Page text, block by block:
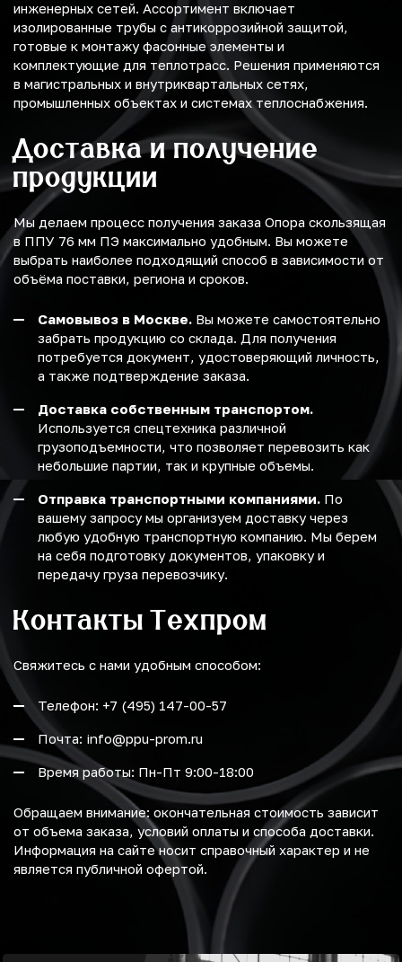
инженерных сетей. Ассортимент включает
изолированные трубы с антикоррозийной защитой,
готовые к монтажу фасонные элементы и
комплектующие для теплотрасс. Решения применяются
в магистральных и внутриквартальных сетях,
промышленных объектах и системах теплоснабжения.
Доставка и получение
продукции
Мы делаем процесс получения заказа Опора скользящая
в ППУ 76 мм ПЭ максимально удобным. Вы можете
выбрать наиболее подходящий способ в зависимости от
объёма поставки, региона и сроков.
Самовывоз в Москве. Вы можете самостоятельно
забрать продукцию со склада. Для получения
потребуется документ, удостоверяющий личность,
а также подтверждение заказа.
Доставка собственным транспортом.
Используется спецтехника различной
грузоподъемности, что позволяет перевозить как
небольшие партии, так и крупные объемы.
Отправка транспортными компаниями. По
вашему запросу мы организуем доставку через
любую удобную транспортную компанию. Мы берем
на себя подготовку документов, упаковку и
передачу груза перевозчику.
Контакты Техпром
Свяжитесь с нами удобным способом:
Телефон: +7 (495) 147-00-57
Почта: info@ppu-prom.ru
Время работы: Пн-Пт 9:00-18:00
Обращаем внимание: окончательная стоимость зависит
от объема заказа, условий оплаты и способа доставки.
Информация на сайте носит справочный характер и не
является публичной офертой.